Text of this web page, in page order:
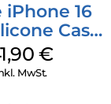
iPhone 16
Case
Stone
Gray
€
MwSt.